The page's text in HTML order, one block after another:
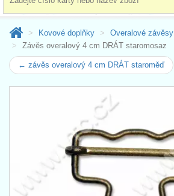
Kovové doplňky
Overalové závěsy
Závěs overalový 4 cm DRÁT staromosaz
← závěs overalový 4 cm DRÁT staroměď